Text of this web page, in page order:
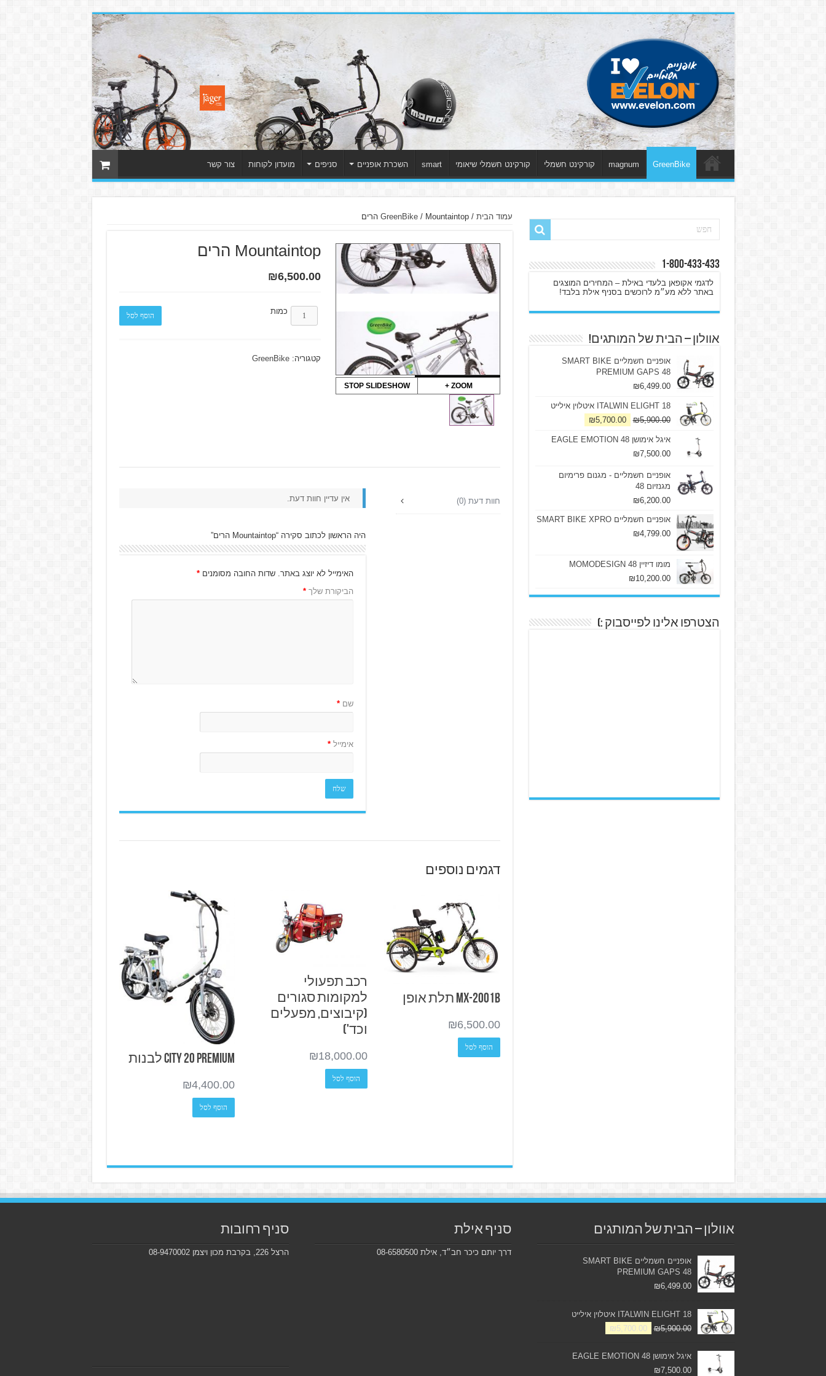
GreenBike
magnum קורקינט חשמלי קורקינט חשמלי שיאומי smart השכרת אופניים סניפים מועדון לקוחות צור קשר
עמוד הבית /
GreenBike/ Mountaintop הרים
ZOOM +
STOP SLIDESHOW
Mountaintop הרים
₪6,500.00
כמות הוסף לסל
קטגוריה:GreenBike
חוות דעת (0) אין עדיין חוות דעת.
היה הראשון לכתוב סקירה “Mountaintop הרים”
האימייל לא יוצג באתר. שדות החובה מסומנים*
הביקורת שלך*
שם*
אימייל*
דגמים נוספים
MX-2001B תלת אופן
₪6,500.00
הוסף לסל
רכב תפעולי
למקומות סגורים
(קיבוצים, מפעלים
וכד')
₪18,000.00
הוסף לסל
City 20 Premium לבנות
₪4,400.00
הוסף לסל
1-800-433-433
לדגמי אקופאן בלעדי באילת – המחירים המוצגים
באתר ללא מע״מ לרוכשים בסניף אילת בלבד!
אוולון – הבית של המותגים!
אופניים חשמליים SMART BIKE
PREMIUM GAPS 48
₪6,499.00
ITALWIN ELIGHT 18 איטלוין אילייט
₪5,900.00
₪5,700.00
איגל אימושן 48 EAGLE EMOTION
₪7,500.00
אופניים חשמליים - מגנום פרימיום
מגנזיום 48
₪6,200.00
אופניים חשמליים SMART BIKE XPRO
₪4,799.00
מומו דיזיין 48 MOMODESIGN
₪10,200.00
הצטרפו אלינו לפייסבוק :)
אוולון – הבית של המותגים
אופניים חשמליים SMART BIKE
PREMIUM GAPS 48
₪6,499.00
ITALWIN ELIGHT 18 איטלוין אילייט
₪5,900.00
₪5,700.00
איגל אימושן 48 EAGLE EMOTION
₪7,500.00
סניף אילת
דרך יותם כיכר חב״ד, אילת 08-6580500
סניף רחובות
הרצל 226, בקרבת מכון ויצמן 08-9470002